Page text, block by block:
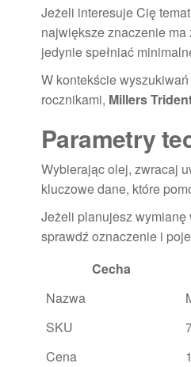
Jeżeli interesuje Cię
największe znaczenie
jedynie spełniać
W kontekście
rocznikami, Millers
Parametry
Wybierając olej, zwracaj
kluczowe dane, które
Jeżeli planujesz wymianę
sprawdź oznaczenie i
Cecha
Nazwa
SKU
Cena